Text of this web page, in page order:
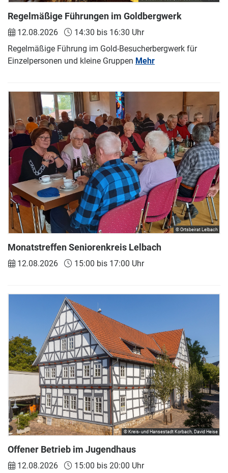
Regelmäßige Führungen im Goldbergwerk
12.08.2026
14:30 bis 16:30 Uhr
Regelmäßige Führung im Gold-Besucherbergwerk für
Einzelpersonen und kleine Gruppen Mehr
Monatstreffen Seniorenkreis Lelbach
12.08.2026 15:00 bis 17:00 Uhr
© Ortsbeirat Lelbach
Offener Betrieb im Jugendhaus
12.08.2026
15:00 bis 20:00 Uhr
© Kreis- und Hansestadt Korbach, David Heise